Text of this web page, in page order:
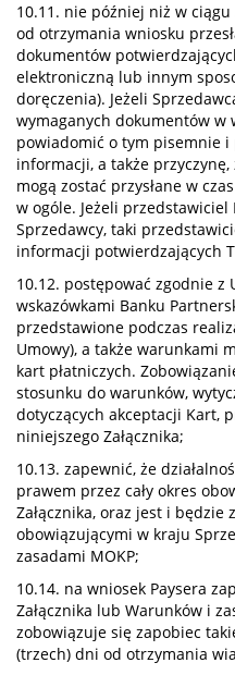
10.11. nie później niż w
od otrzymania wniosku
dokumentów
elektroniczną lub innym
doręczenia). Jeżeli
wymaganych dokumentów
powiadomić o tym pisemnie i
informacji, a także
mogą zostać przysłane w
w ogóle. Jeżeli
Sprzedawcy, taki
informacji potwierdzających
10.12. postępować zgodnie z
wskazówkami Banku
przedstawione podczas
Umowy), a także warunkami
kart płatniczych.
stosunku do warunków,
dotyczących akceptacji Kart,
niniejszego Załącznika;
10.13. zapewnić, że
prawem przez cały okres
Załącznika, oraz jest i
obowiązującymi w kraju
zasadami MOKP;
10.14. na wniosek Paysera
Załącznika lub Warunków i
zobowiązuje się zapobiec
(trzech) dni od otrzymania